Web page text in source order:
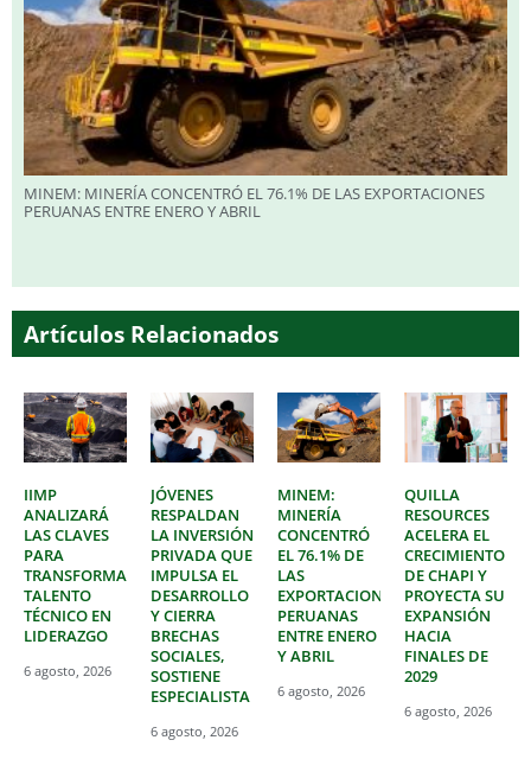
MINEM: MINERÍA CONCENTRÓ EL 76.1% DE LAS EXPORTACIONES
PERUANAS ENTRE ENERO Y ABRIL
Artículos Relacionados
IIMP
ANALIZARÁ
LAS CLAVES
PARA
TRANSFORMAR
TALENTO
TÉCNICO EN
LIDERAZGO
6 agosto, 2026
JÓVENES
RESPALDAN
LA INVERSIÓN
PRIVADA QUE
IMPULSA EL
DESARROLLO
Y CIERRA
BRECHAS
SOCIALES,
SOSTIENE
ESPECIALISTA
6 agosto, 2026
MINEM:
MINERÍA
CONCENTRÓ
EL 76.1% DE
LAS
EXPORTACIONES
PERUANAS
ENTRE ENERO
Y ABRIL
6 agosto, 2026
QUILLA
RESOURCES
ACELERA EL
CRECIMIENTO
DE CHAPI Y
PROYECTA SU
EXPANSIÓN
HACIA
FINALES DE
2029
6 agosto, 2026